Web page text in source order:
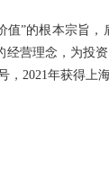
”的根本宗旨
营理念，为投
2021年获得上